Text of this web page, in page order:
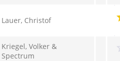
Lauer, Christof
Kriegel, Volker &
Spectrum